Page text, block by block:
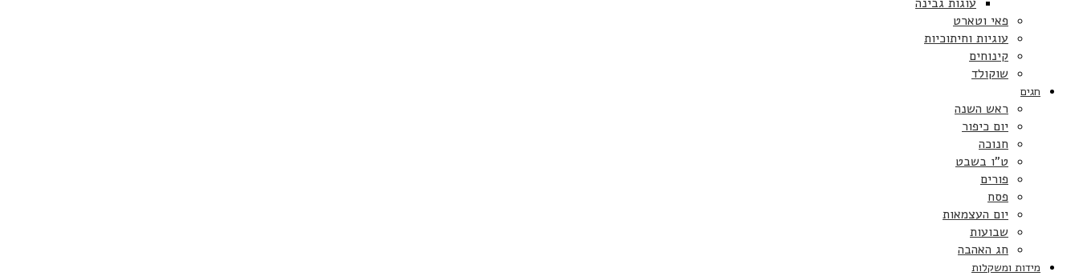
פאי וטארט
עוגיות וחיתוכיות
קינוחים
שוקולד
חגים
ראש השנה
יום כיפור
חנוכה
ט”ו בשבט
פורים
פסח
יום העצמאות
שבועות
חג האהבה
מידות ומשקלות